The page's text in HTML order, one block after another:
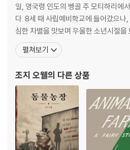
일, 영국령 인도의 벵골 주 모티하리에
다. 8세 때 사립예비학교에 들어갔으나
심한 차별을 맛보며 우울한 소년시절
이튼교에서의 학창시절 역시 계급 차이
되었다. 졸업 후 대학 진학을 포기하고
행을 두 눈으로 목격한 그는 자신의 직업
펼쳐보기
조지 오웰의 다른 상품